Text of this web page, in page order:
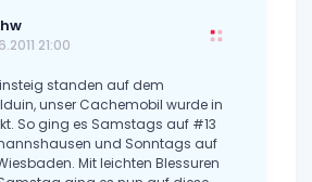
21:00
standen auf dem
unser Cachemobil wurde in
So ging es Samstags auf #13
und Sonntags auf
Mit leichten Blessuren